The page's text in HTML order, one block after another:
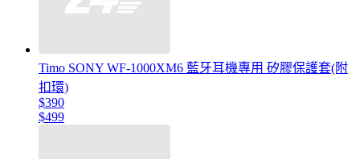
Timo SONY WF-1000XM6 藍牙耳機專用 矽膠保護套(附
扣環)
$390
$499